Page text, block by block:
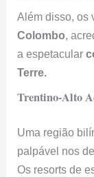
Além disso, os
Colombo,
a espetacular
Terre.
Trentino-Alto
Uma região
palpável nos
Os resorts de